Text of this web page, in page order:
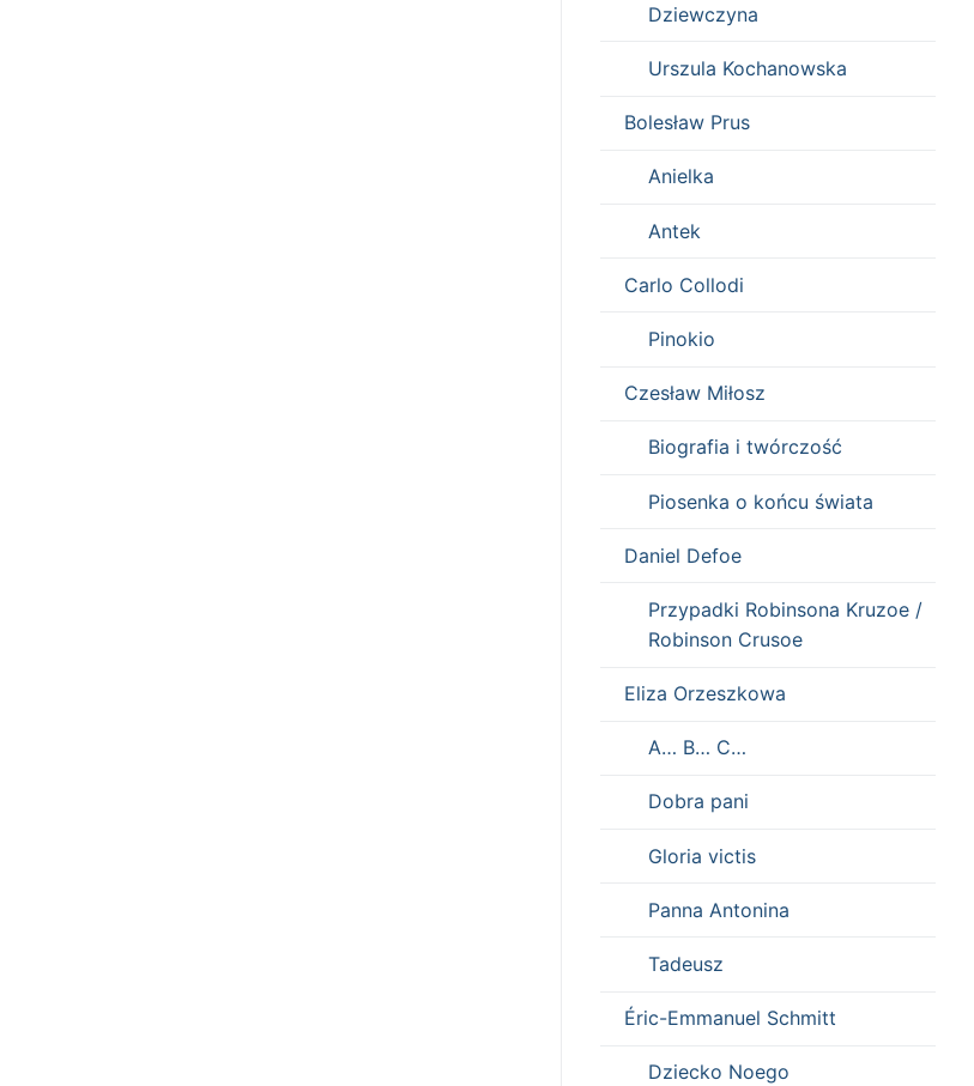
Dziewczyna
Urszula Kochanowska
Bolesław Prus
Anielka
Antek
Carlo Collodi
Pinokio
Czesław Miłosz
Biografia i twórczość
Piosenka o końcu świata
Daniel Defoe
Przypadki Robinsona Kruzoe /
Robinson Crusoe
Eliza Orzeszkowa
A… B… C…
Dobra pani
Gloria victis
Panna Antonina
Tadeusz
Éric-Emmanuel Schmitt
Dziecko Noego